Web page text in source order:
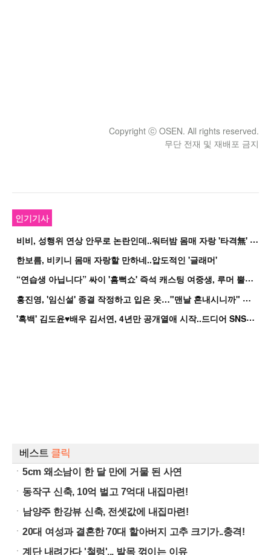
Copyright ⓒ OSEN. All rights reserved.
무단 전재 및 재배포 금지
인기기사
비
비, 성행위 연상 안무로 논란인데..워터밤 몸매 자랑 '타격無' 근황
한보름, 비키니 몸매 자랑할 만하네..압도적인 '글래머'
“
연습생 아닙니다” 싸이 '흠뻑쇼' 즉석 캐스팅 여중생, 루머 뿔났다[Oh!쎈 이...
홍
진영, '임신설' 종결 작정하고 입은 옷…"맨날 혼내시니까" 억울
'
흑백' 김도윤♥배우 김서연, 4년만 공개열애 시작..드디어 SNS에 노출 [핫피...